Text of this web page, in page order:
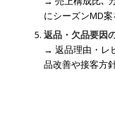
にシーズンMD案
返品・欠品要因
→ 返品理由・レ
品改善や接客方